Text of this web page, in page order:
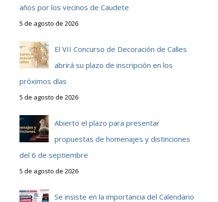
años por los vecinos de Caudete
5 de agosto de 2026
El VII Concurso de Decoración de Calles
abrirá su plazo de inscripción en los
próximos días
5 de agosto de 2026
Abierto el plazo para presentar
propuestas de homenajes y distinciones
del 6 de septiembre
5 de agosto de 2026
Se insiste en la importancia del Calendario